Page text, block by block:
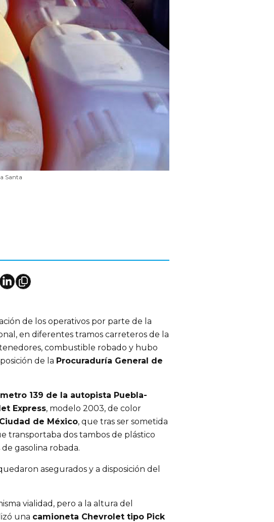
Santa
de los operativos por parte de la
en diferentes tramos carreteros de la
combustible robado y hubo
de la Procuraduría General de
139 de la autopista Puebla-
Express, modelo 2003, de color
de México, que tras ser sometida
transportaba dos tambos de plástico
gasolina robada.
asegurados y a disposición del
vialidad, pero a la altura del
una camioneta Chevrolet tipo Pick